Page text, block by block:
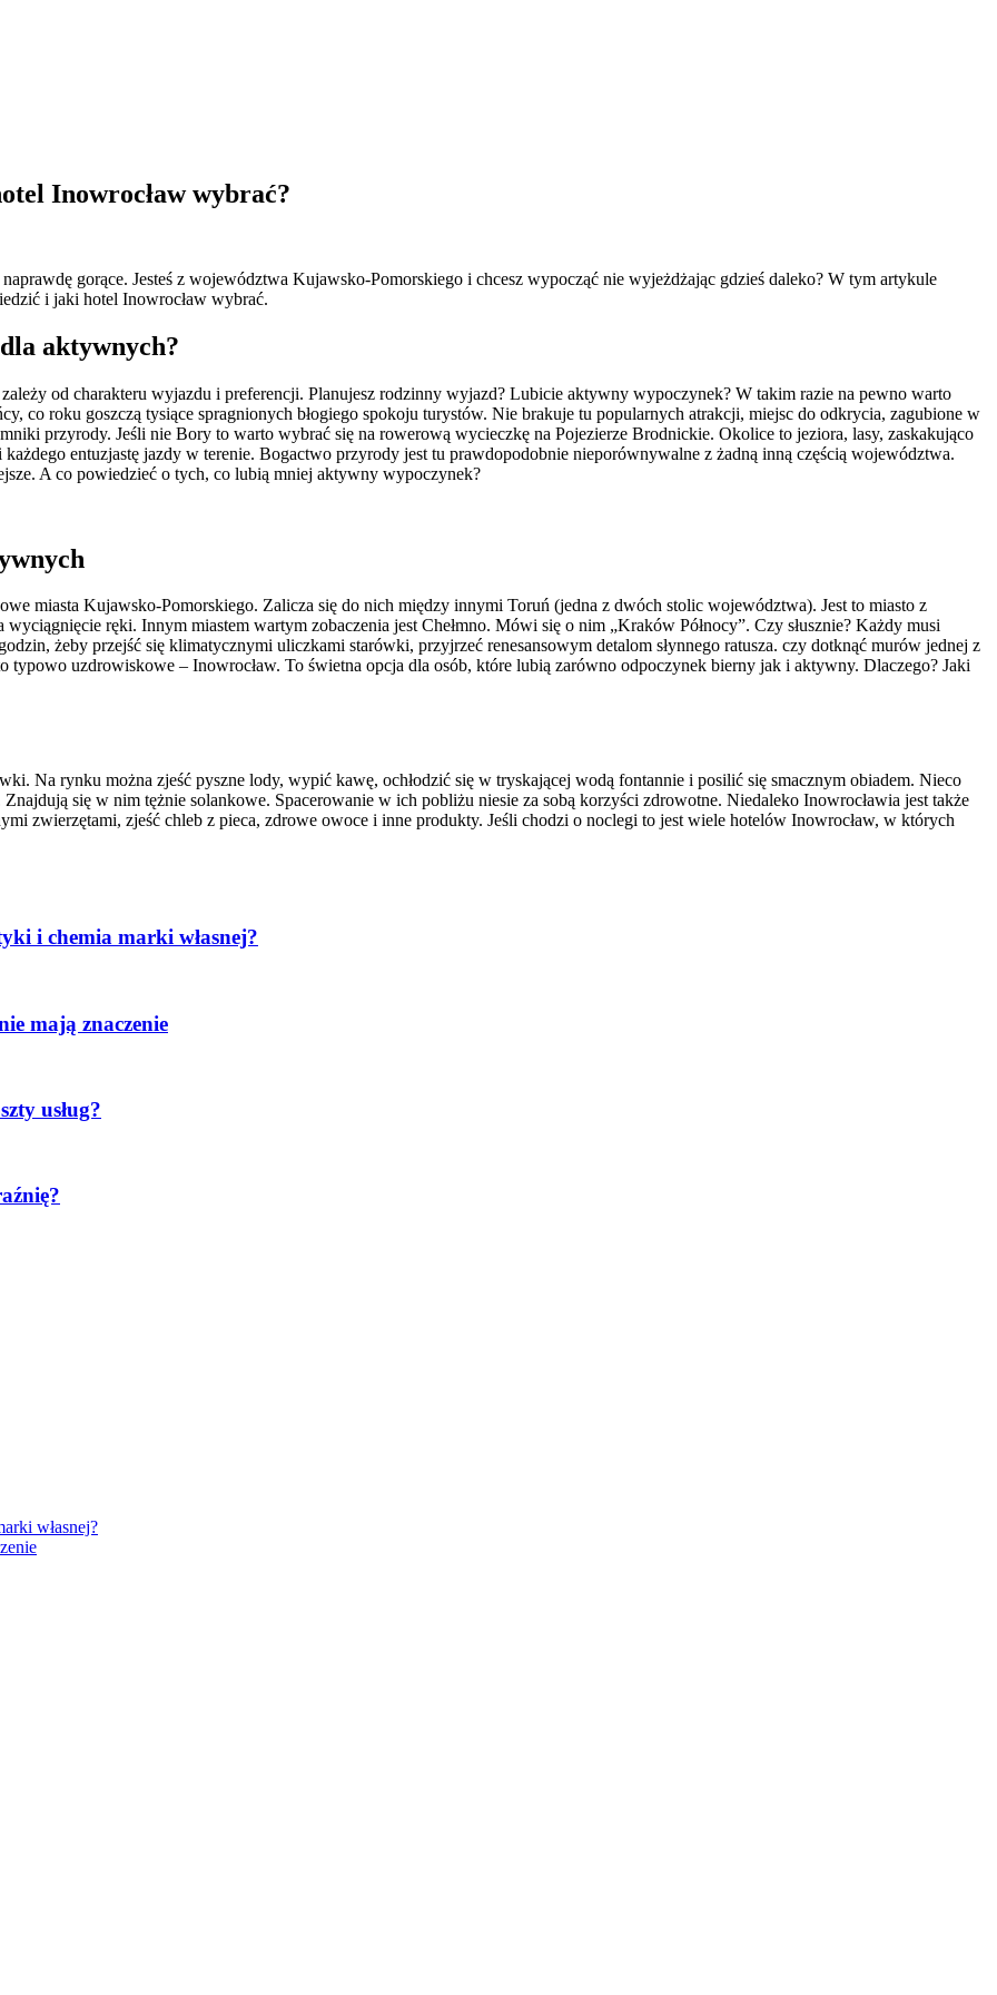
Inowrocław wybrać?
gorące. Jesteś z województwa Kujawsko-Pomorskiego i chcesz wypocząć nie wyjeżdżając gdzieś daleko? W tym artykule
i jaki hotel Inowrocław wybrać.
aktywnych?
od charakteru wyjazdu i preferencji. Planujesz rodzinny wyjazd? Lubicie aktywny wypoczynek? W takim razie na pewno warto
co roku goszczą tysiące spragnionych błogiego spokoju turystów. Nie brakuje tu popularnych atrakcji, miejsc do odkrycia, zagubione w
przyrody. Jeśli nie Bory to warto wybrać się na rowerową wycieczkę na Pojezierze Brodnickie. Okolice to jeziora, lasy, zaskakująco
entuzjastę jazdy w terenie. Bogactwo przyrody jest tu prawdopodobnie nieporównywalne z żadną inną częścią województwa.
A co powiedzieć o tych, co lubią mniej aktywny wypoczynek?
miasta Kujawsko-Pomorskiego. Zalicza się do nich między innymi Toruń (jedna z dwóch stolic województwa). Jest to miasto z
ręki. Innym miastem wartym zobaczenia jest Chełmno. Mówi się o nim „Kraków Północy”. Czy słusznie? Każdy musi
żeby przejść się klimatycznymi uliczkami starówki, przyjrzeć renesansowym detalom słynnego ratusza. czy dotknąć murów jednej z
uzdrowiskowe – Inowrocław. To świetna opcja dla osób, które lubią zarówno odpoczynek bierny jak i aktywny. Dlaczego? Jaki
Na rynku można zjeść pyszne lody, wypić kawę, ochłodzić się w tryskającej wodą fontannie i posilić się smacznym obiadem. Nieco
się w nim tężnie solankowe. Spacerowanie w ich pobliżu niesie za sobą korzyści zdrowotne. Niedaleko Inowrocławia jest także
zwierzętami, zjeść chleb z pieca, zdrowe owoce i inne produkty. Jeśli chodzi o noclegi to jest wiele hotelów Inowrocław, w których
i chemia marki własnej?
mają znaczenie
usług?
własnej?